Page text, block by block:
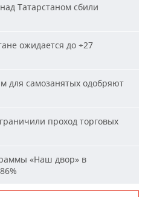
Татарстаном сбили
ожидается до +27
для самозанятых одобряют
проход торговых
«Наш двор» в